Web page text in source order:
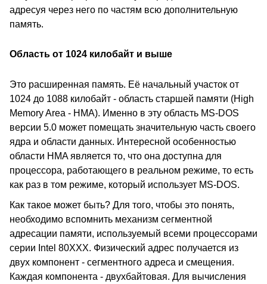
адресуя через него по частям всю дополнительную
память.
Область от 1024 килобайт и выше
Это расширенная память. Её начальный участок от
1024 до 1088 килобайт - область старшей памяти (High
Memory Area - HMA). Именно в эту область MS-DOS
версии 5.0 может помещать значительную часть своего
ядра и области данных. Интересной особенностью
области HMA является то, что она доступна для
процессора, работающего в реальном режиме, то есть
как раз в том режиме, который использует MS-DOS.
Как такое может быть? Для того, чтобы это понять,
необходимо вспомнить механизм сегментной
адресации памяти, используемый всеми процессорами
серии Intel 80XXX. Физический адрес получается из
двух компонент - сегментного адреса и смещения.
Каждая компонента - двухбайтовая. Для вычисления